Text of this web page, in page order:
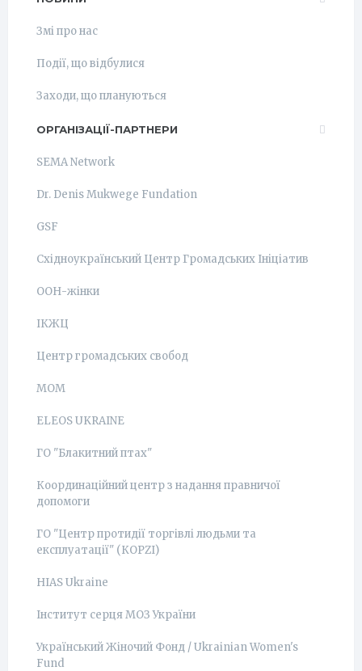
Змі про нас
Події, що відбулися
Заходи, що плануються
ОРГАНІЗАЦІЇ-ПАРТНЕРИ
SEMA Network
Dr. Denis Mukwege Fundation
GSF
Східноукраїнський Центр Громадських Ініціатив
ООН-жінки
ІКЖЦ
Центр громадських свобод
МОМ
ELEOS UKRAINE
ГО "Блакитний птах"
Координаційний центр з надання правничої
допомоги
ГО "Центр протидії торгівлі людьми та
експлуатації" (КОРZI)
HIAS Ukraine
Інститут серця МОЗ України
Український Жіночий Фонд / Ukrainian Women's
Fund